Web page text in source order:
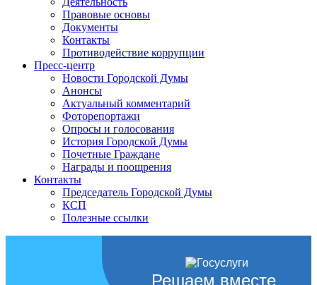
Правовые основы
Документы
Контакты
Противодействие коррупции
Пресс-центр
Новости Городской Думы
Анонсы
Актуальный комментарий
Фоторепортажи
Опросы и голосования
История Городской Думы
Почетные Граждане
Награды и поощрения
Контакты
Председатель Городской Думы
КСП
Полезные ссылки
Решаем вместе